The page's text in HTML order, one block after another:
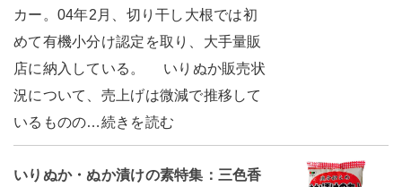
カー。04年2月、切り干し大根では初
めて有機小分け認定を取り、大手量販
店に納入している。 いりぬか販売状
況について、売上げは微減で推移して
いるものの…続きを読む
いりぬか・ぬか漬けの素特集：三色香